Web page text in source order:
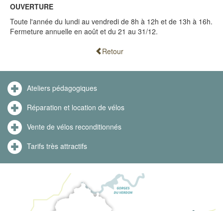
OUVERTURE
Toute l'année du lundi au vendredi de 8h à 12h et de 13h à 16h.
Fermeture annuelle en août et du 21 au 31/12.
Retour
Ateliers pédagogiques
Réparation et location de vélos
Vente de vélos reconditionnés
Tarifs très attractifs